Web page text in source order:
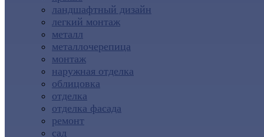
ландшафтный дизайн
легкий монтаж
металл
металлочерепица
монтаж
наружная отделка
облицовка
отделка
отделка фасада
ремонт
сад